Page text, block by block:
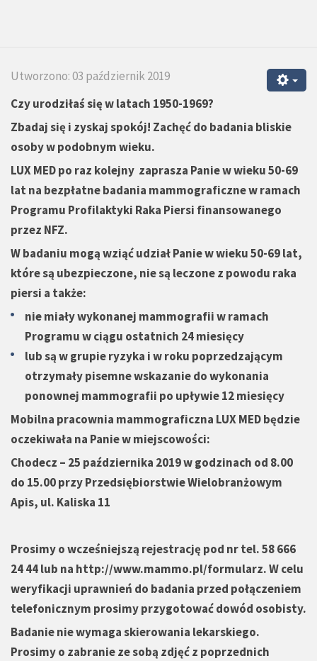
Utworzono: 03 październik 2019
Czy urodziłaś się w latach 1950-1969?
Zbadaj się i zyskaj spokój! Zachęć do badania bliskie
osoby w podobnym wieku.
LUX MED po raz kolejny zaprasza Panie w wieku 50-69
lat na bezpłatne badania mammograficzne w ramach
Programu Profilaktyki Raka Piersi finansowanego
przez NFZ.
W badaniu mogą wziąć udział Panie w wieku 50-69 lat,
które są ubezpieczone, nie są leczone z powodu raka
piersi a także:
nie miały wykonanej mammografii w ramach
Programu w ciągu ostatnich 24 miesięcy
lub są w grupie ryzyka i w roku poprzedzającym
otrzymały pisemne wskazanie do wykonania
ponownej mammografii po upływie 12 miesięcy
Mobilna pracownia mammograficzna LUX MED będzie
oczekiwała na Panie w miejscowości:
Chodecz – 25 października 2019 w godzinach od 8.00
do 15.00 przy Przedsiębiorstwie Wielobranżowym
Apis, ul. Kaliska 11
Prosimy o wcześniejszą rejestrację pod nr tel. 58 666
24 44 lub na http://www.mammo.pl/formularz. W celu
weryfikacji uprawnień do badania przed połączeniem
telefonicznym prosimy przygotować dowód osobisty.
Badanie nie wymaga skierowania lekarskiego.
Prosimy o zabranie ze sobą zdjęć z poprzednich